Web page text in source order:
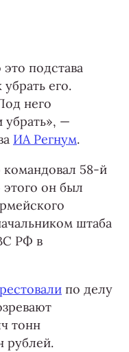
подстава
его.
него
убрать», —
ИА Регнум.
командовал 58-й
он был
штаба
РФ в
по делу
тонн
рублей.